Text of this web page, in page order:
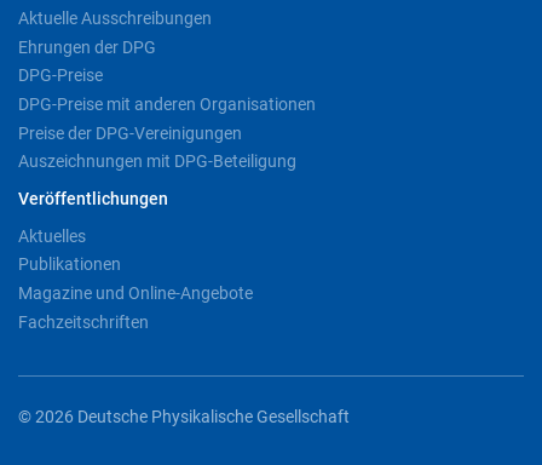
Aktuelle Ausschreibungen
Ehrungen der DPG
DPG-Preise
DPG-Preise mit anderen Organisationen
Preise der DPG-Vereinigungen
Auszeichnungen mit DPG-Beteiligung
Veröffentlichungen
Aktuelles
Publikationen
Magazine und Online-Angebote
Fachzeitschriften
© 2026 Deutsche Physikalische Gesellschaft